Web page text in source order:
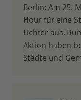
Berlin: Am 25.
Hour für eine
Lichter aus.
Aktion haben
Städte und